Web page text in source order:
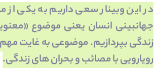
در این وبینار سعی داریم به یکی از
جهان­بینی انسان­ یعنی موضوع
زندگی بپردازیم. موضوعی به غایت
رویارویی با مصائب و بحران­ های زندگی.